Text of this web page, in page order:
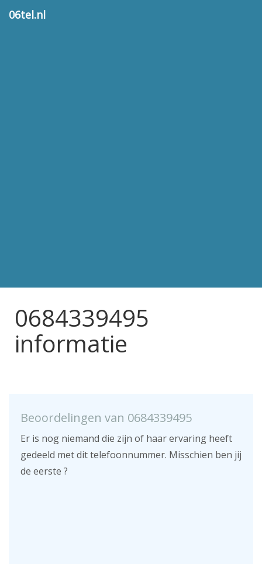
06tel.nl
0684339495
informatie
Beoordelingen van 0684339495
Er is nog niemand die zijn of haar ervaring heeft
gedeeld met dit telefoonnummer. Misschien ben jij
de eerste ?